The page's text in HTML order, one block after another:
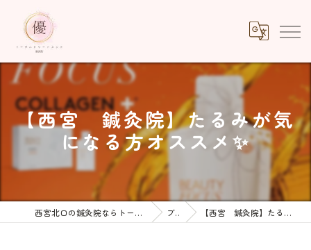
【西宮 鍼灸院】たるみが気
になる方オススメ✨
西宮北口の鍼灸院ならトータルトリートメント優鍼灸院 ブログ 【西宮 鍼灸院】たるみが気になる方オススメ✨